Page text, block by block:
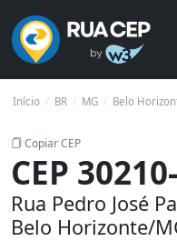
Início BR MG Belo
Copiar CEP
CEP
Rua Pedro José
Belo Horizonte/